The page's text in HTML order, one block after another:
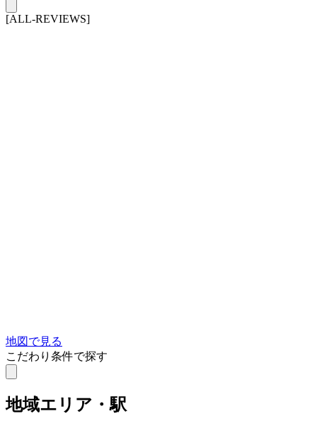
[ALL-REVIEWS]
地図で見る
こだわり条件で探す
地域エリア・駅